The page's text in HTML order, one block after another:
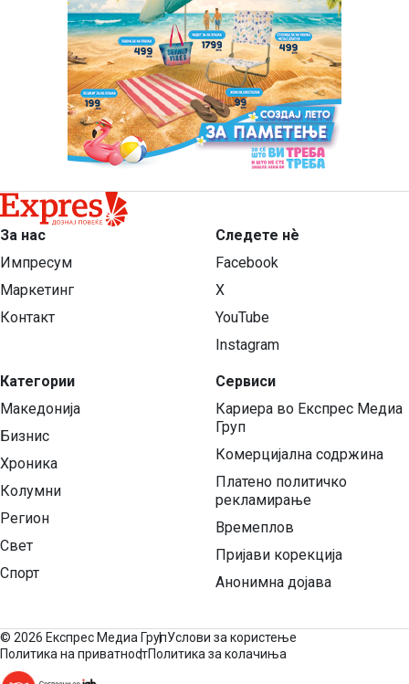
За нас
Импресум
Маркетинг
Контакт
Категории
Македонија
Бизнис
Хроника
Колумни
Регион
Свет
Спорт
Следете нѐ
Facebook
X
YouTube
Instagram
Сервиси
Кариера во Експрес Медиа
Груп
Комерцијална содржина
Платено политичко
рекламирање
Времеплов
Пријави корекција
Анонимна дојава
© 2026 Експрес Медиа ГрупУслови за користење
Политика на приватностПолитика за колачиња